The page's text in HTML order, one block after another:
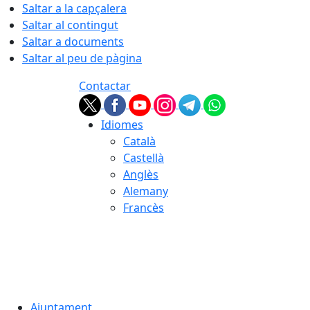
Saltar a la capçalera
Saltar al contingut
Saltar a documents
Saltar al peu de pàgina
Contactar
Idiomes
Català
Castellà
Anglès
Alemany
Francès